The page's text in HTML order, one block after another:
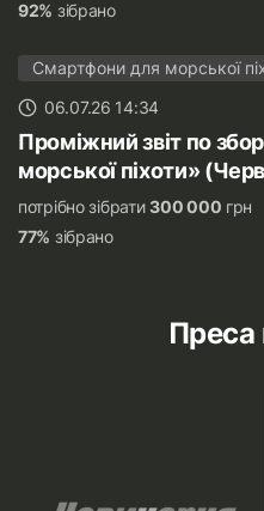
92% зібрано
Смартфони для морської
06.07.26 14:34
Проміжний звіт по
морської піхоти»
потрібно зібрати300 000 грн
77% зібрано
Преса